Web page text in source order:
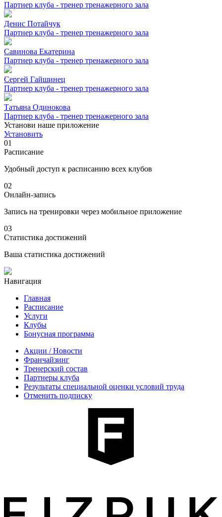
Партнер клуба - тренер тренажерного зала
Денис Потайчук
Партнер клуба - тренер тренажерного зала
Савинова Екатерина
Партнер клуба - тренер тренажерного зала
Сергей Гайшинец
Партнер клуба - тренер тренажерного зала
Татьяна Одинокова
Партнер клуба - тренер тренажерного зала
Установи наше приложение
Установить
01
Расписание
Удобный доступ к расписанию всех клубов
02
Онлайн-запись
Запись на тренировки через мобильное приложение
03
Статистика достижений
Ваша статистика достижений
Навигация
Главная
Расписание
Услуги
Клубы
Бонусная программа
Акции / Новости
Франчайзинг
Тренерский состав
Партнеры клуба
Результаты специальной оценки условий труда
Отменить подписку